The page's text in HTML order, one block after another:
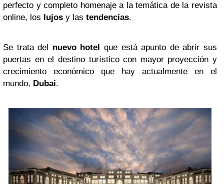
perfecto y completo homenaje a la temática de la revista
online, los lujos y las tendencias.
Se trata del nuevo hotel que está apunto de abrir sus
puertas en el destino turístico con mayor proyección y
crecimiento económico que hay actualmente en el
mundo, Dubai.